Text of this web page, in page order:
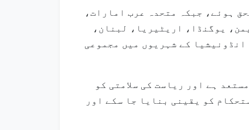
ہوئے، جبکہ متحدہ عرب امارات،
یوگنڈا، اریٹیریا، لبنان،
کے شہریوں میں مجموعی
ہے اور ریاست کی سلامتی کو
کو یقینی بنایا جا سکے اور